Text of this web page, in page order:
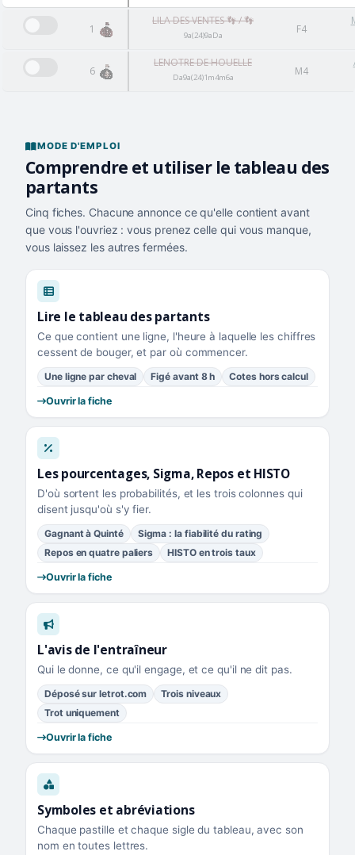
1
LILA DES VENTES 👣 / 👣
9a(24)9aDa F4
6
LENOTRE DE HOUELLE
Da9a(24)1m4m6a M4
MODE D'EMPLOI
Comprendre et utiliser le tableau des
partants
Cinq fiches. Chacune annonce ce qu'elle contient avant
que vous l'ouvriez : vous prenez celle qui vous manque,
vous laissez les autres fermées.
Lire le tableau des partants
Ce que contient une ligne, l'heure à laquelle les chiffres
cessent de bouger, et par où commencer.
Une ligne par cheval Figé avant 8 h Cotes hors calcul
Ouvrir la fiche
Les pourcentages, Sigma, Repos et HISTO
D'où sortent les probabilités, et les trois colonnes qui
disent jusqu'où s'y fier.
Gagnant à Quinté
Sigma : la fiabilité du rating
Repos en quatre paliers
HISTO en trois taux
Ouvrir la fiche
L'avis de l'entraîneur
Qui le donne, ce qu'il engage, et ce qu'il ne dit pas.
Déposé sur letrot.com
Trois niveaux
Trot uniquement
Ouvrir la fiche
Symboles et abréviations
Chaque pastille et chaque sigle du tableau, avec son
nom en toutes lettres.